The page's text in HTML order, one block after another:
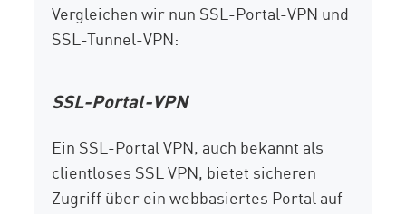
Vergleichen wir nun SSL-Portal-VPN und
SSL-Tunnel-VPN:
SSL-Portal-VPN
Ein SSL-Portal VPN, auch bekannt als
clientloses SSL VPN, bietet sicheren
Zugriff über ein webbasiertes Portal auf